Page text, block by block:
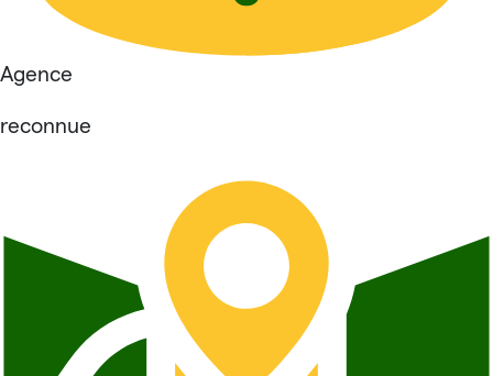
Agence
reconnue